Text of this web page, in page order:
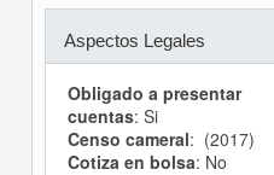
Aspectos Legales
Obligado a presentar
cuentas: Si
Censo cameral: (2017)
Cotiza en bolsa: No